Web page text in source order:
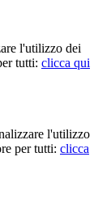
l'utilizzo dei
tutti: clicca qui
l'utilizzo
per tutti: clicca